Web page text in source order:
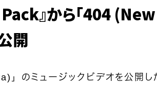
』から「404 (New
開
のミュージックビデオを公開し